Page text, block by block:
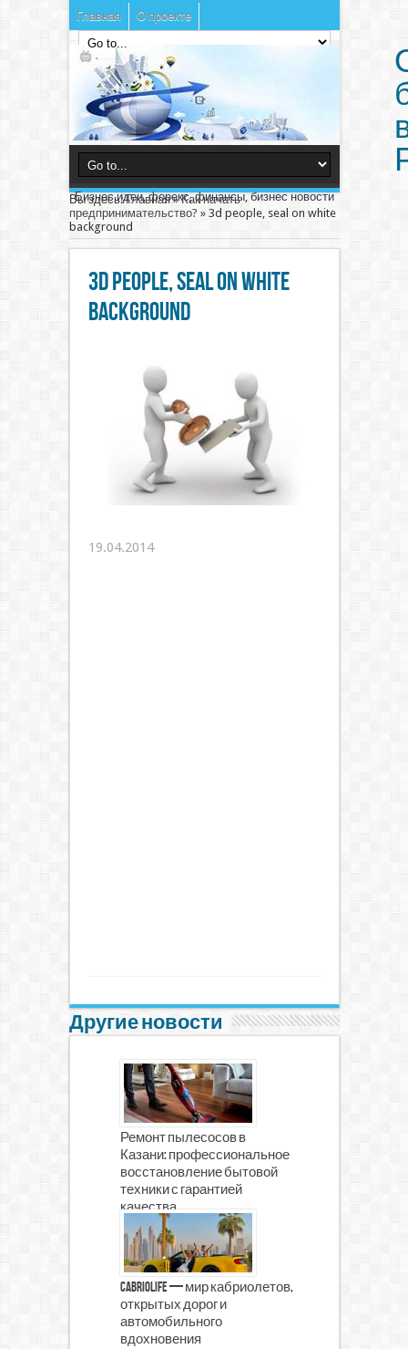
Главная О проекте
Бизнес идеи, форекс, финансы, бизнес новости
Вы здесь:Главная»Как начать
предпринимательство? » 3d people, seal on white
background
3d people, seal on white
background
19.04.2014
Другие новости
Ремонт пылесосов в
Казани: профессиональное
восстановление бытовой
техники с гарантией
качества
CabrioLife — мир кабриолетов,
открытых дорог и
автомобильного
вдохновения